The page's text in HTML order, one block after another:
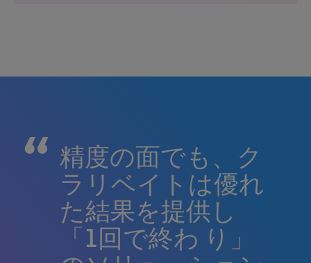
精度の面でも、ク
ラリベイトは優れ
た結果を提供し
「1回で終わ り」